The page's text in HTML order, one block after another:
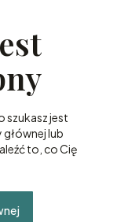
szukasz jest
lub
to, co Cię